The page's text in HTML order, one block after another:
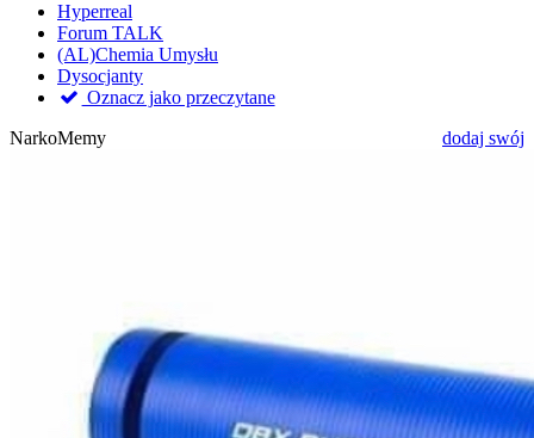
Hyperreal
Forum TALK
(AL)Chemia Umysłu
Dysocjanty
Oznacz jako przeczytane
NarkoMemy
dodaj swój